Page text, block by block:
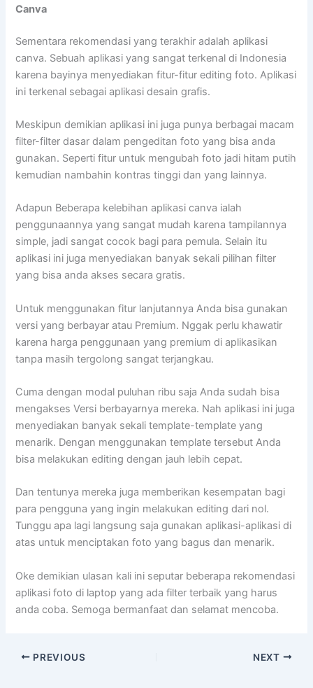
Canva
Sementara rekomendasi yang terakhir adalah aplikasi
canva. Sebuah aplikasi yang sangat terkenal di Indonesia
karena bayinya menyediakan fitur-fitur editing foto. Aplikasi
ini terkenal sebagai aplikasi desain grafis.
Meskipun demikian aplikasi ini juga punya berbagai macam
filter-filter dasar dalam pengeditan foto yang bisa anda
gunakan. Seperti fitur untuk mengubah foto jadi hitam putih
kemudian nambahin kontras tinggi dan yang lainnya.
Adapun Beberapa kelebihan aplikasi canva ialah
penggunaannya yang sangat mudah karena tampilannya
simple, jadi sangat cocok bagi para pemula. Selain itu
aplikasi ini juga menyediakan banyak sekali pilihan filter
yang bisa anda akses secara gratis.
Untuk menggunakan fitur lanjutannya Anda bisa gunakan
versi yang berbayar atau Premium. Nggak perlu khawatir
karena harga penggunaan yang premium di aplikasikan
tanpa masih tergolong sangat terjangkau.
Cuma dengan modal puluhan ribu saja Anda sudah bisa
mengakses Versi berbayarnya mereka. Nah aplikasi ini juga
menyediakan banyak sekali template-template yang
menarik. Dengan menggunakan template tersebut Anda
bisa melakukan editing dengan jauh lebih cepat.
Dan tentunya mereka juga memberikan kesempatan bagi
para pengguna yang ingin melakukan editing dari nol.
Tunggu apa lagi langsung saja gunakan aplikasi-aplikasi di
atas untuk menciptakan foto yang bagus dan menarik.
Oke demikian ulasan kali ini seputar beberapa rekomendasi
aplikasi foto di laptop yang ada filter terbaik yang harus
anda coba. Semoga bermanfaat dan selamat mencoba.
PREVIOUS NEXT